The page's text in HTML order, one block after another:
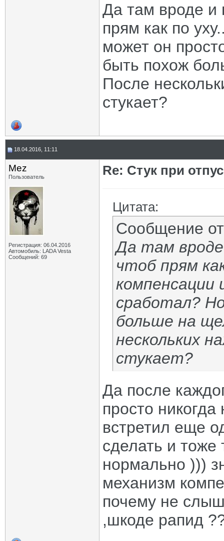
Да там вроде и
прям как по
может он
быть похож
После
стукает?
18.04.2016, 11:11
Mez
Пользователь
Регистрация: 06.04.2016
Автомобиль: LADA Vesta
Сообщений: 69
Re: Стук при
Цитата:
Сообщение
Да там
чтоб прям
компенсации
сработал?
больше на
нескольких
стукает?
Да после
просто
встретил еще
сделать и тоже
нормально )))
механизм
почему не
,шкоде рапид